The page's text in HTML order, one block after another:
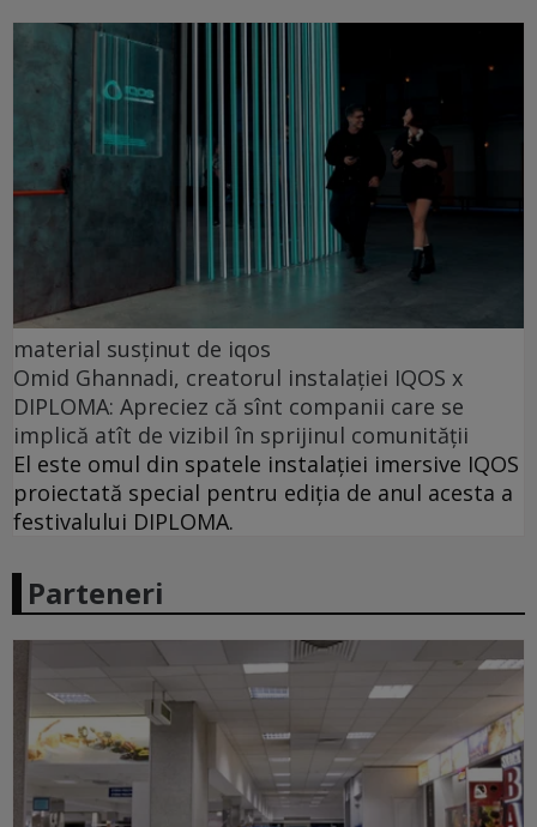
material susținut de iqos
Omid Ghannadi, creatorul instalației IQOS x
DIPLOMA: Apreciez că sînt companii care se
implică atît de vizibil în sprijinul comunității
El este omul din spatele instalației imersive IQOS
proiectată special pentru ediția de anul acesta a
festivalului DIPLOMA.
Parteneri